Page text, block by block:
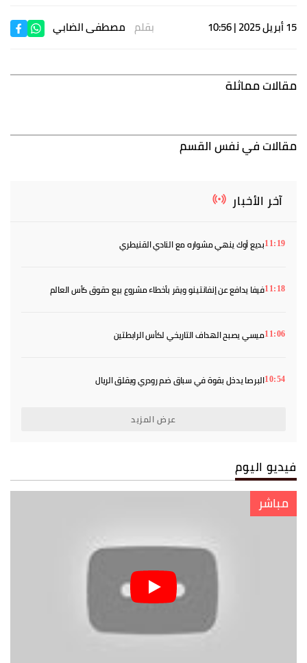
15 أبريل 2025 | 10:56 بقلم مصطفى الضابي
مقالات مماثلة
مقالات في نفس القسم
آخر الأخبار
11:19بديع أوك ينهي مشواره مع النادي القنيطري
11:18فيفا يدافع عن إنفانتينو ويقر بأخطاء مشروع بيع حقوق كأس العالم
11:06ميسي يصبح الهداف التاريخي لكأس الرابطتين
10:54البرصا يدخل بقوة في سباق ضم رودري ويقلق الريال
عرض المزيد
فيديو اليوم
مباشر